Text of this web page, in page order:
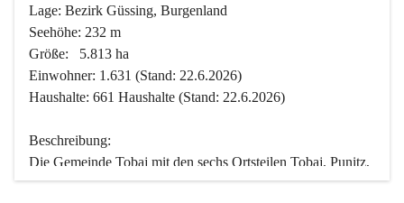
Lage: Bezirk Güssing, Burgenland
Seehöhe: 232 m
Größe:   5.813 ha
Einwohner: 1.631 (Stand: 22.6.2026)
Haushalte: 661 Haushalte (Stand: 22.6.2026)
Beschreibung:
Die Gemeinde Tobaj mit den sechs Ortsteilen Tobaj, Punitz,
Deutsch Tschantschendorf, Kroatisch Tschantschendorf,